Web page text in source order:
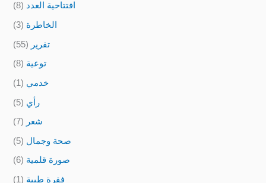
افتتاحية العدد (8)
الخاطرة (3)
تقرير (55)
توعية (8)
خدمي (1)
رأي (5)
شعر (7)
صحة وجمال (5)
صورة قلمية (6)
فقرة طبية (1)